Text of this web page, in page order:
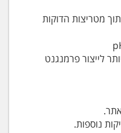
מטריצות הדוקות
לייצור פרמנגנט